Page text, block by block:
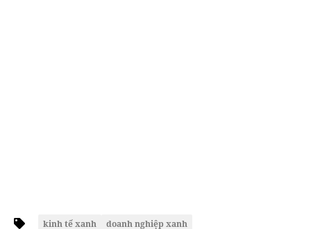
kinh tế xanh
doanh nghiệp xanh